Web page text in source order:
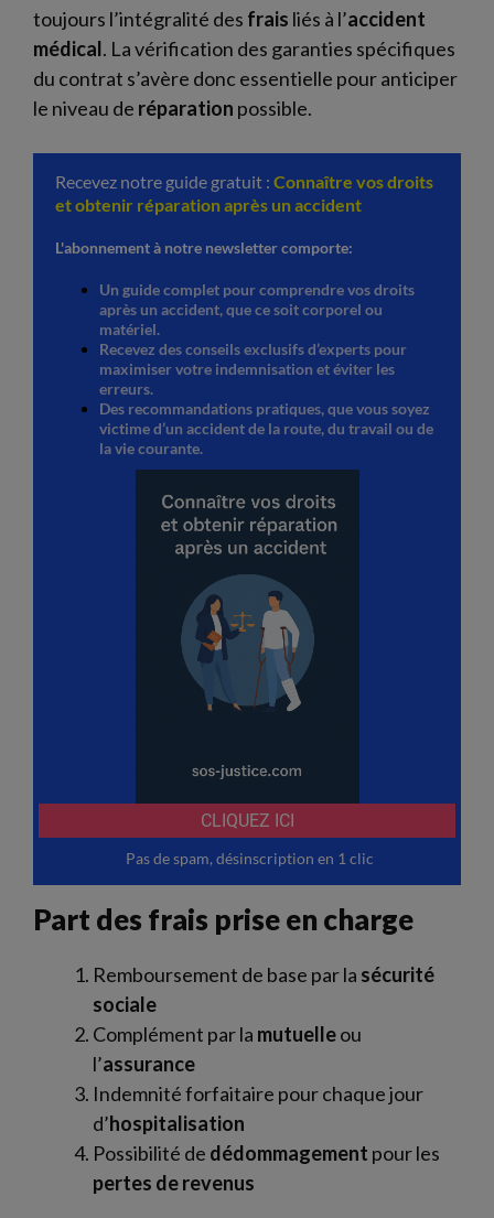
toujours l’intégralité des frais liés à l’accident
médical. La vérification des garanties spécifiques
du contrat s’avère donc essentielle pour anticiper
le niveau de réparation possible.
Part des frais prise en charge
Remboursement de base par la sécurité
sociale
Complément par la mutuelleou
l’assurance
Indemnité forfaitaire pour chaque jour
d’hospitalisation
Possibilité de dédommagement pour les
pertes de revenus